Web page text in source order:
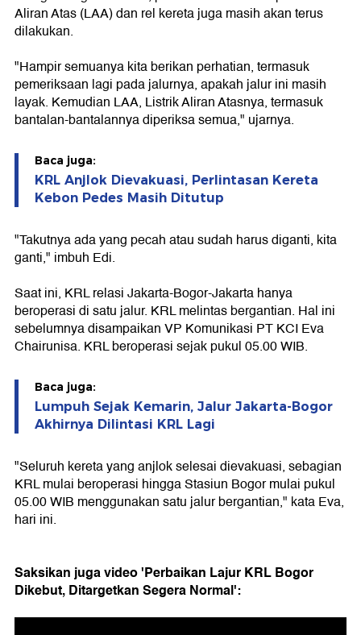
Aliran Atas (LAA) dan rel kereta juga masih akan terus
dilakukan.
"Hampir semuanya kita berikan perhatian, termasuk
pemeriksaan lagi pada jalurnya, apakah jalur ini masih
layak. Kemudian LAA, Listrik Aliran Atasnya, termasuk
bantalan-bantalannya diperiksa semua," ujarnya.
Baca juga:
KRL Anjlok Dievakuasi, Perlintasan Kereta
Kebon Pedes Masih Ditutup
"Takutnya ada yang pecah atau sudah harus diganti, kita
ganti," imbuh Edi.
Saat ini, KRL relasi Jakarta-Bogor-Jakarta hanya
beroperasi di satu jalur. KRL melintas bergantian. Hal ini
sebelumnya disampaikan VP Komunikasi PT KCI Eva
Chairunisa. KRL beroperasi sejak pukul 05.00 WIB.
Baca juga:
Lumpuh Sejak Kemarin, Jalur Jakarta-Bogor
Akhirnya Dilintasi KRL Lagi
"Seluruh kereta yang anjlok selesai dievakuasi, sebagian
KRL mulai beroperasi hingga Stasiun Bogor mulai pukul
05.00 WIB menggunakan satu jalur bergantian," kata Eva,
hari ini.
Saksikan juga video 'Perbaikan Lajur KRL Bogor
Dikebut, Ditargetkan Segera Normal':